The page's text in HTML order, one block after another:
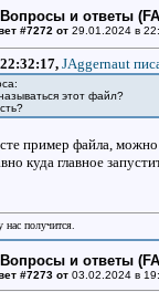
Вопросы и ответы
#7272 от29.01.2024 в
JAggernaut
этот файл?
пример файла, можно
куда главное
получится.
Вопросы и ответы
#7273 от03.02.2024 в